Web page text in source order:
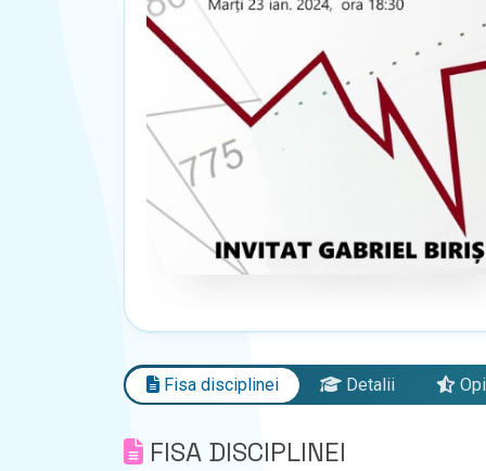
Fisa disciplinei Detalii
FISA DISCIPLINEI